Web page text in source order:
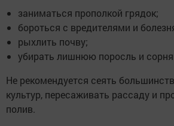
заниматься прополкой грядок;
бороться с вредителями и
рыхлить почву;
убирать лишнюю поросль и
Не рекомендуется сеять
культур, пересаживать рассаду и
полив.